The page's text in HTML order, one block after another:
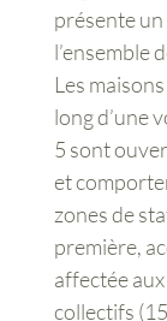
présente
l’ensemble
Les
long d’une
5 sont
et
zones de
première,
affectée
collectifs